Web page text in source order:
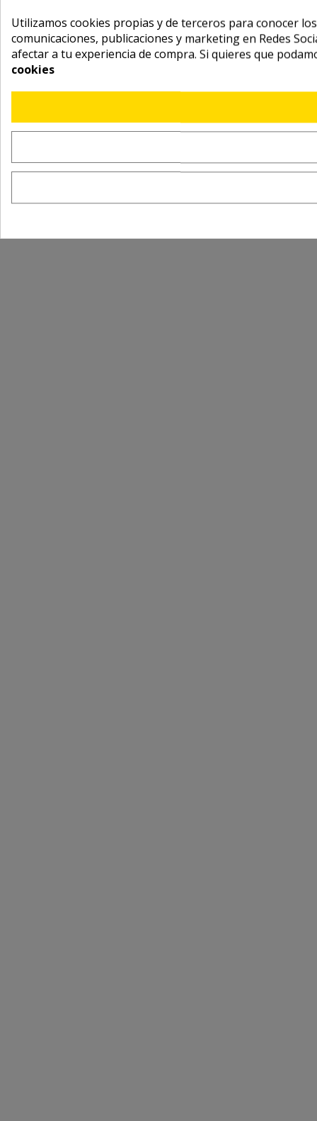
Utilizamos cookies propias y de terceros para conocer
comunicaciones, publicaciones y marketing en Redes
afectar a tu experiencia de compra. Si quieres que
cookies